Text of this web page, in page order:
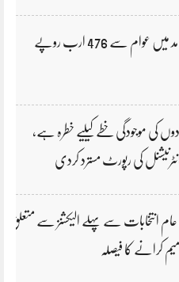
بجلی بلوں پر ٹیکس کی مد میں عوام سے 476 ارب روپے
کی موجودگی خطے کیلیے خطرہ ہے،
کی رپورٹ مسترد کردی
عام انتخابات سے پہلے الیکشنز سے متعلق
کرانے کا فیصلہ